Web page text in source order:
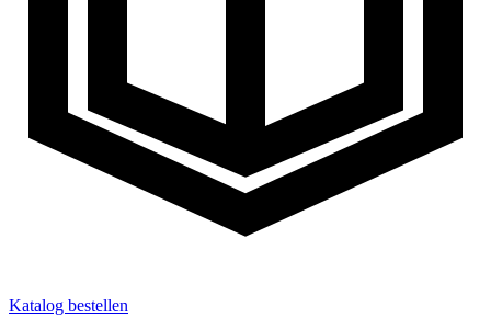
Katalog bestellen